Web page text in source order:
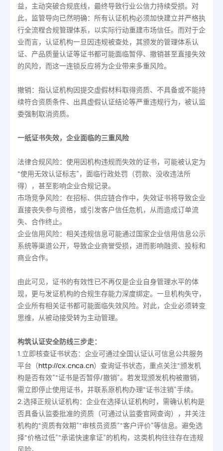
益，主动突破合规底线，最终导致行业公信力持续受损。对
此，监管导向已然明确：所有认证机构必须加快建立并严格执
行全流程合规管理体系，以实际行动重建市场信任。而对于企
业而言，认证机构一旦因违规被查处，其颁发的管理体系认
证、产品质量认证等证书都可能面临暂停、撤销甚至直接失效
的风险，而这一连锁反应将为企业带来多重风险。
撤销：指认证机构因提交虚假材料取得资质、不具备或不能持
续符合资质条件、出具虚假认证结论等严重违规行为，被认监
委强制取消资质。
一纸证书失效，企业面临的三重风险
法律合规风险：使用因机构违规而失效的证书，可能被认定为
“使用无效认证标志”，面临行政处罚（罚款、没收违法所
得），甚至影响企业合规记录。
市场竞争风险：在招标、供应链合作中，失效证书将导致企业
直接丧失参与资格，或引发客户信任危机，从而造成订单流
失、合作终止。
企业信用风险：相关违规信息可能通过国家企业信用信息公示
系统等渠道公开，导致企业商誉受损，进而影响融资、投标和
商业合作。
由此可见，证书的有效性已不再仅是企业自身管理水平的体
现，更与发证机构的合规生存能力深度绑定。一旦机构失守，
企业所有相关证书都可能面临失效风险。对此，企业必须转变
思维，从被动接受转为主动管理。
构筑认证安全防线三步走：
1.立即核查证书状态：企业可通过全国认证认可信息公共服务
平台（http://cx.cnca.cn）查询证书状态，重点关注“颁发机
构是否有效”“证书是否暂停/撤销”。若发现颁发机构被撤销，
需立即停止使用证书，并联系原机构办理“证书注销”手续。
2.选择正规认证机构：企业在选择认证机构时，需确认机构是
否具备认监委批准的资质（可通过认监委官网查询），并关注
机构的“资质有效期”“审核员资质”“客户评价”等信息。避免选
择“价格过低”“承诺快速拿证”的机构，这类机构往往存在违规
风险。